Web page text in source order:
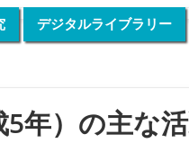
デジタルライブラリー
年）の主な